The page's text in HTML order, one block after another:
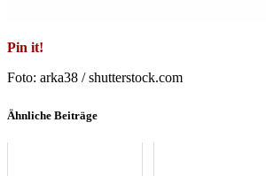
Pin it!
Foto: arka38 / shutterstock.com
Ähnliche Beiträge